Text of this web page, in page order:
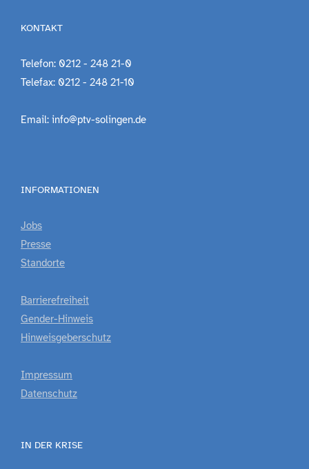
KONTAKT
Telefon: 0212 - 248 21-0
Telefax: 0212 - 248 21-10
Email: info@ptv-solingen.de
INFORMATIONEN
Jobs
Presse
Standorte
Barrierefreiheit
Gender-Hinweis
Hinweisgeberschutz
Impressum
Datenschutz
IN DER KRISE